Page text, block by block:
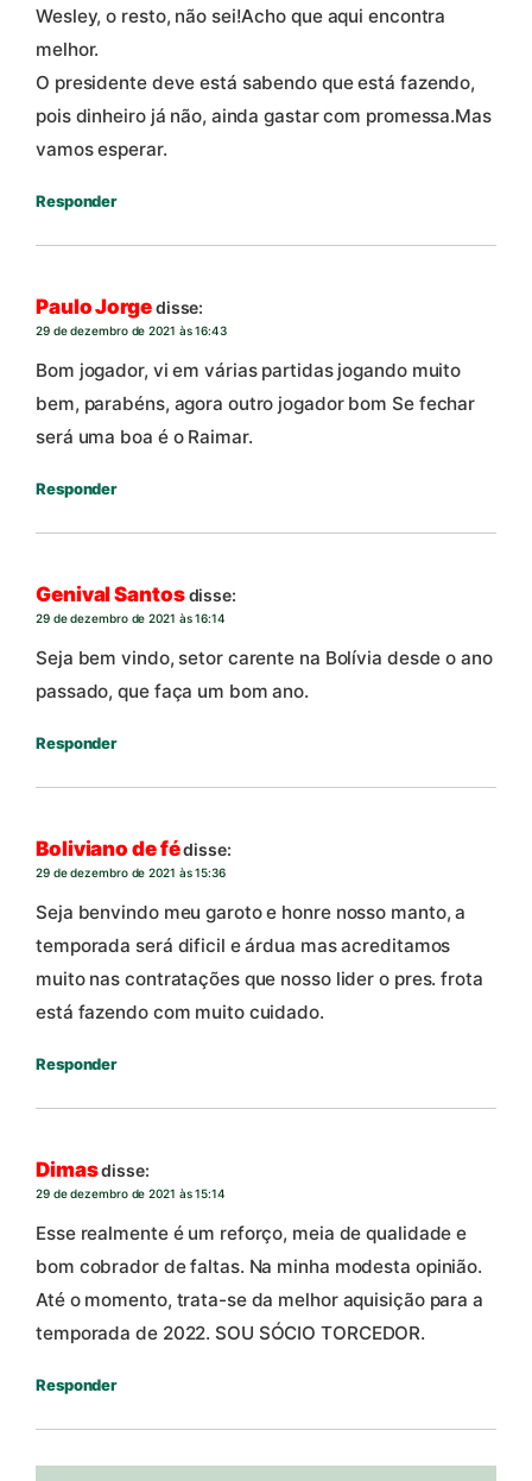
Wesley, o resto, não sei!Acho que aqui encontra
melhor.
O presidente deve está sabendo que está fazendo,
pois dinheiro já não, ainda gastar com promessa.Mas
vamos esperar.
Responder
Paulo Jorgedisse:
29 de dezembro de 2021 às 16:43
Bom jogador, vi em várias partidas jogando muito
bem, parabéns, agora outro jogador bom Se fechar
será uma boa é o Raimar.
Responder
Genival Santosdisse:
29 de dezembro de 2021 às 16:14
Seja bem vindo, setor carente na Bolívia desde o ano
passado, que faça um bom ano.
Responder
Boliviano de fédisse:
29 de dezembro de 2021 às 15:36
Seja benvindo meu garoto e honre nosso manto, a
temporada será dificil e árdua mas acreditamos
muito nas contratações que nosso lider o pres. frota
está fazendo com muito cuidado.
Responder
Dimasdisse:
29 de dezembro de 2021 às 15:14
Esse realmente é um reforço, meia de qualidade e
bom cobrador de faltas. Na minha modesta opinião.
Até o momento, trata-se da melhor aquisição para a
temporada de 2022. SOU SÓCIO TORCEDOR.
Responder